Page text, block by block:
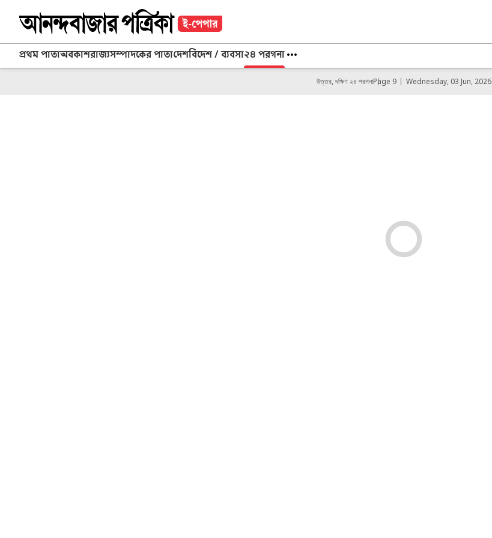
প্রথম পাতাঅবকাশরাজ্যসম্পাদকের পাতাদেশবিদেশ / ব্যবসা২৪ পরগনা
উত্তর, দক্ষিণ ২৪ পরগনাPage 9 Wednesday, 03 Jun, 2026